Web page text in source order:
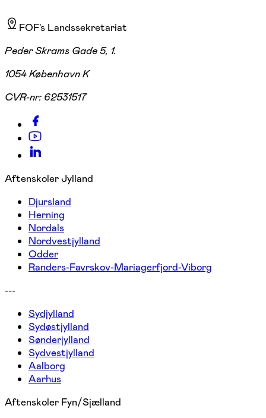
FOF's Landssekretariat
Peder Skrams Gade 5, 1.
1054 København K
CVR-nr: 62531517
Aftenskoler Jylland
Djursland
Herning
Nordals
Nordvestjylland
Odder
Randers-Favrskov-Mariagerfjord-Viborg
---
Sydjylland
Sydøstjylland
Sønderjylland
Sydvestjylland
Aalborg
Aarhus
Aftenskoler Fyn/Sjælland